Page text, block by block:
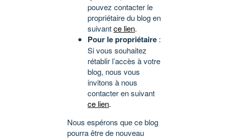
pouvez contacter le
propriétaire du blog en
suivantce lien.
Pour le propriétaire :
Si vous souhaitez
rétablir l’accès à votre
blog, nous vous
invitons à nous
contacter en suivant
ce lien.
Nous espérons que ce blog
pourra être de nouveau